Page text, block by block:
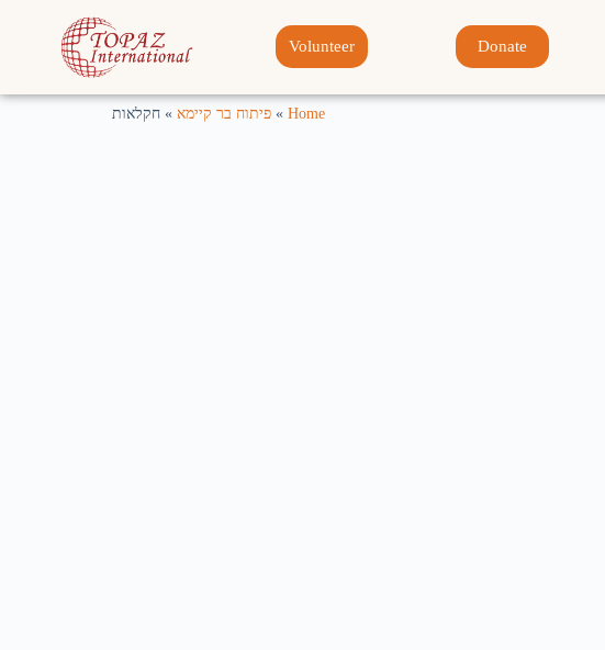
Donate
Volunteer
Home
» פיתוח בר קיימא » חקלאות